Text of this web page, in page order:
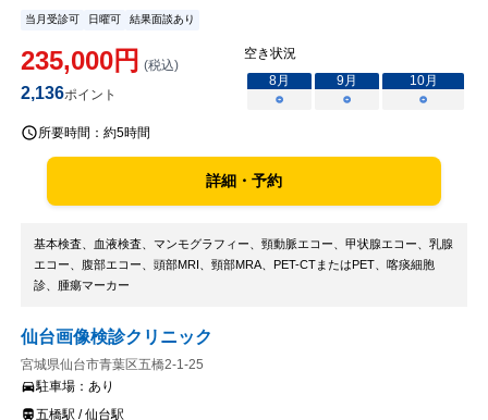
当月受診可 日曜可 結果面談あり
235,000円 (税込)
2,136ポイント
空き状況
8月 9月 10月
○
○ ○
所要時間： 約5時間
詳細・予約
基本検査、血液検査、マンモグラフィー、頸動脈エコー、甲状腺エコー、乳腺
エコー、腹部エコー、頭部MRI、頸部MRA、PET-CTまたはPET、喀痰細胞
診、腫瘍マーカー
仙台画像検診クリニック
宮城県仙台市青葉区五橋2-1-25
駐車場： あり
五橋駅 / 仙台駅